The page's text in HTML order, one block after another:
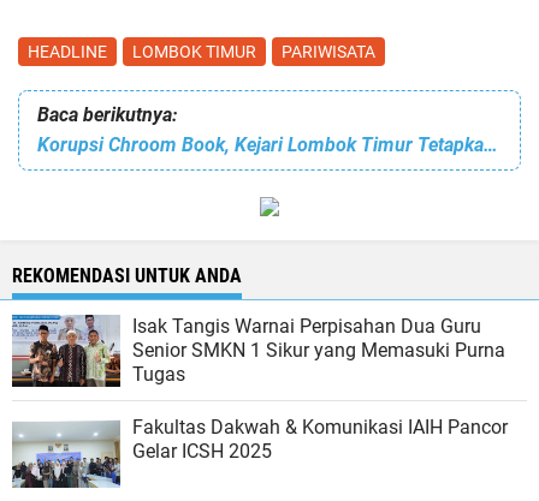
HEADLINE LOMBOK TIMUR PARIWISATA
Baca berikutnya:
Korupsi Chroom Book, Kejari Lombok Timur Tetapkan 4 Tersangka, Berikut Peran Masing-Masing Tersangka
REKOMENDASI UNTUK ANDA
Isak Tangis Warnai Perpisahan Dua Guru
Senior SMKN 1 Sikur yang Memasuki Purna
Tugas
Fakultas Dakwah & Komunikasi IAIH Pancor
Gelar ICSH 2025